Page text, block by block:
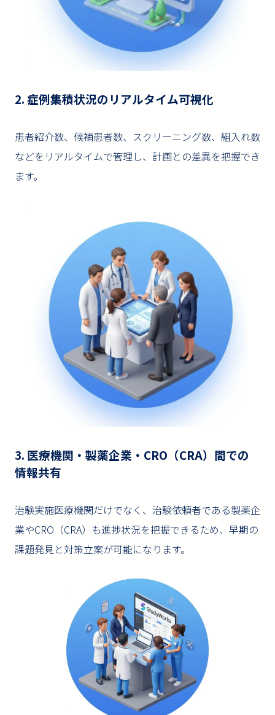
2. 症例集積状況のリアルタイム可視化
患者紹介数、候補患者数、スクリーニング数、組入れ数
などをリアルタイムで管理し、計画との差異を把握でき
ます。
3. 医療機関・製薬企業・CRO（CRA）間での
情報共有
治験実施医療機関だけでなく、治験依頼者である製薬企
業やCRO（CRA）も進捗状況を把握できるため、早期の
課題発見と対策立案が可能になります。